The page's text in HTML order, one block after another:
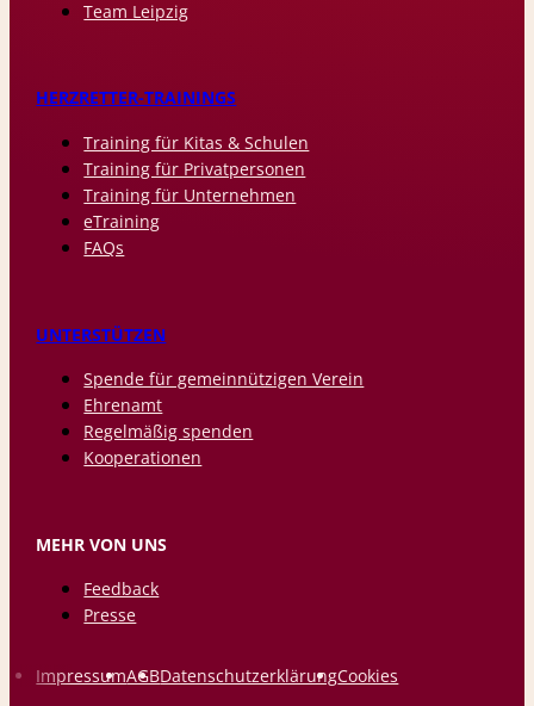
Team Leipzig
HERZRETTER-TRAININGS
Training für Kitas & Schulen
Training für Privatpersonen
Training für Unternehmen
eTraining
FAQs
UNTERSTÜTZEN
Spende für gemeinnützigen Verein
Ehrenamt
Regelmäßig spenden
Kooperationen
MEHR VON UNS
Feedback
Presse
ImpressumAGBDatenschutzerklärungCookies